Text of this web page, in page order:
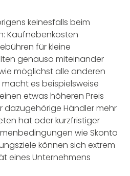
keinesfalls beim
Kaufnebenkosten
für kleine
genauso miteinander
möglichst alle anderen
es beispielsweise
etwas höheren Preis
dazugehörige Händler mehr
hat oder kurzfristiger
wie Skonto
können sich extrem
eines Unternehmens